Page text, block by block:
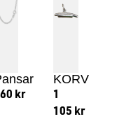
kr
KORV
1
105 kr